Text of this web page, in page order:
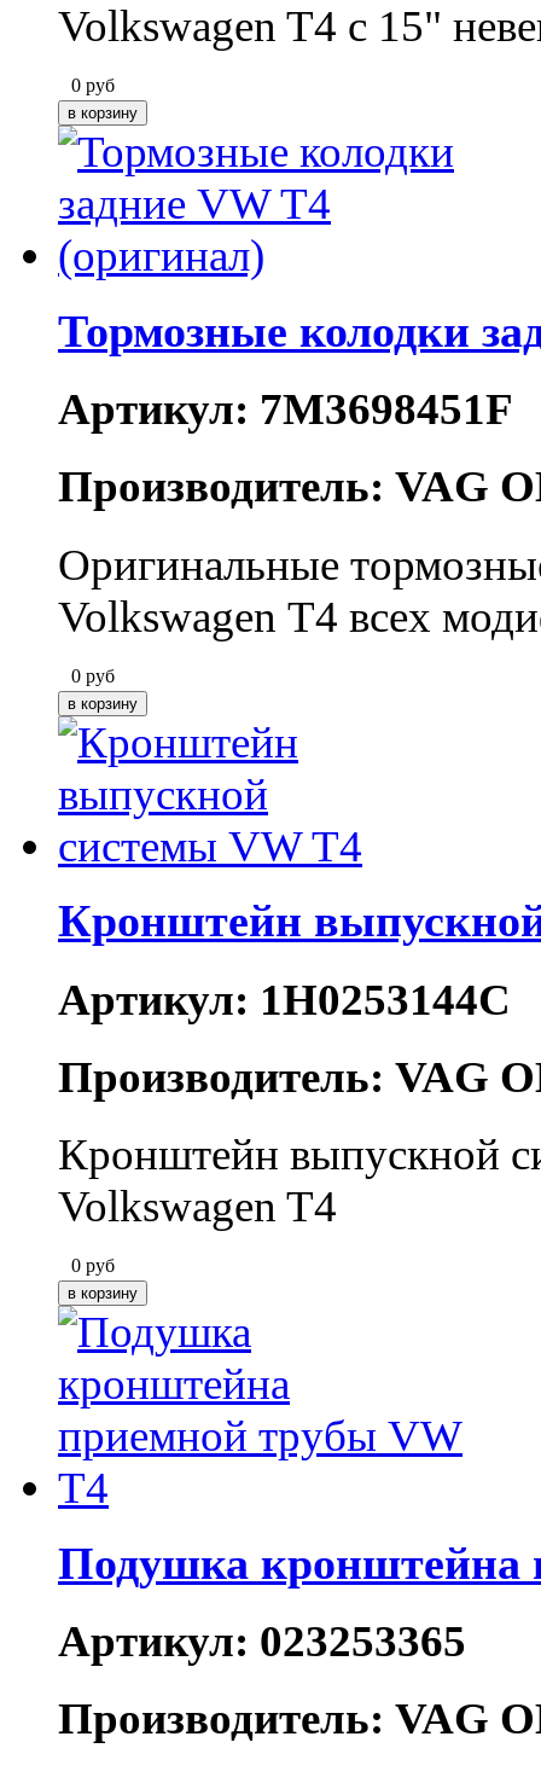
Volkswagen T4 с 15"
0 руб
Тормозные колодки
Артикул: 7M3698451F
Производитель: VAG
Оригинальные
Volkswagen Т4 всех
0 руб
Кронштейн
Артикул: 1H0253144C
Производитель: VAG
Кронштейн выпускной
Volkswagen T4
0 руб
Подушка кронштейна
Артикул: 023253365
Производитель: VAG